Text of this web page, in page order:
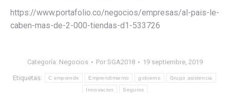
https://www.portafolio.co/negocios/empresas/al-pais-le-
caben-mas-de-2-000-tiendas-d1-533726
Categoría: Negocios Por SGA2018 19 septiembre, 2019
Etiquetas: C emprende Emprendimiento gobierno Grupo asistencia
Innovacion Seguros